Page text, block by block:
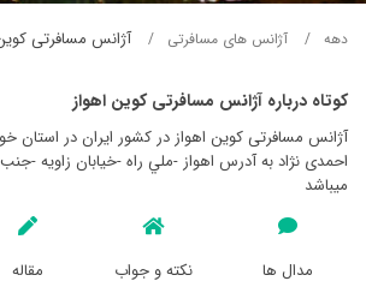
دهه آژانس های مسافرتی آژانس مسافرتی
کوتاه درباره آژانس مسافرتی کوين اهواز
آژانس مسافرتی کوين اهواز در کشور ایران در استان
احمدی نژاد به آدرس اهواز -ملي راه -خيابان زاويه -
میباشد
مدال ها
نکته و جواب
مقاله